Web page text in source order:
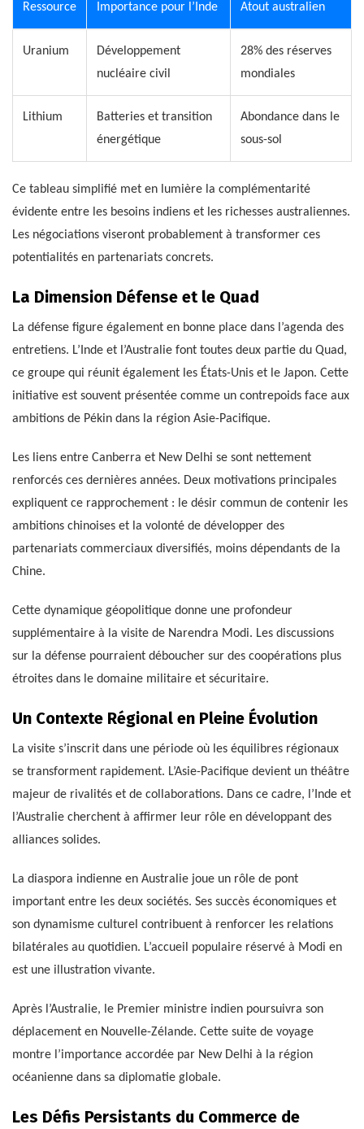
Ressource Importance pour l’Inde Atout australien
Uranium
Développement
nucléaire civil
28% des réserves
mondiales
Lithium
Batteries et transition
énergétique
Abondance dans le
sous-sol
Ce tableau simplifié met en lumière la complémentarité
évidente entre les besoins indiens et les richesses australiennes.
Les négociations viseront probablement à transformer ces
potentialités en partenariats concrets.
La Dimension Défense et le Quad
La défense figure également en bonne place dans l’agenda des
entretiens. L’Inde et l’Australie font toutes deux partie du Quad,
ce groupe qui réunit également les États-Unis et le Japon. Cette
initiative est souvent présentée comme un contrepoids face aux
ambitions de Pékin dans la région Asie-Pacifique.
Les liens entre Canberra et New Delhi se sont nettement
renforcés ces dernières années. Deux motivations principales
expliquent ce rapprochement : le désir commun de contenir les
ambitions chinoises et la volonté de développer des
partenariats commerciaux diversifiés, moins dépendants de la
Chine.
Cette dynamique géopolitique donne une profondeur
supplémentaire à la visite de Narendra Modi. Les discussions
sur la défense pourraient déboucher sur des coopérations plus
étroites dans le domaine militaire et sécuritaire.
Un Contexte Régional en Pleine Évolution
La visite s’inscrit dans une période où les équilibres régionaux
se transforment rapidement. L’Asie-Pacifique devient un théâtre
majeur de rivalités et de collaborations. Dans ce cadre, l’Inde et
l’Australie cherchent à affirmer leur rôle en développant des
alliances solides.
La diaspora indienne en Australie joue un rôle de pont
important entre les deux sociétés. Ses succès économiques et
son dynamisme culturel contribuent à renforcer les relations
bilatérales au quotidien. L’accueil populaire réservé à Modi en
est une illustration vivante.
Après l’Australie, le Premier ministre indien poursuivra son
déplacement en Nouvelle-Zélande. Cette suite de voyage
montre l’importance accordée par New Delhi à la région
océanienne dans sa diplomatie globale.
Les Défis Persistants du Commerce de